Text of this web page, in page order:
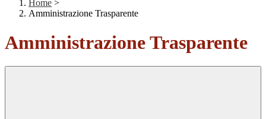
Home >
Amministrazione Trasparente
Amministrazione Trasparente